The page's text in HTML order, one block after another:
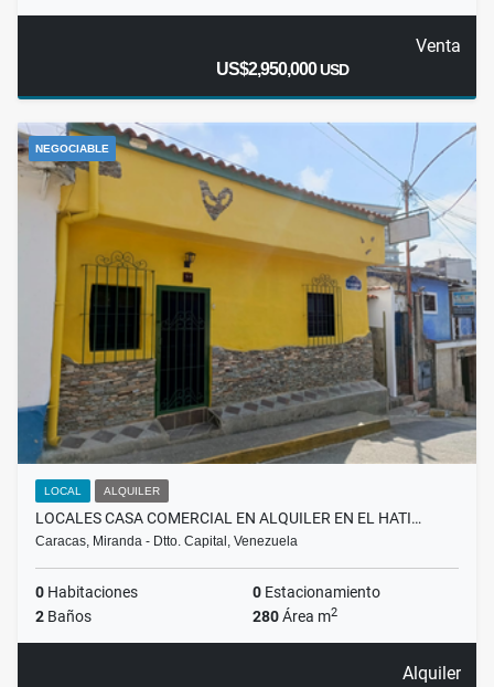
Venta
US$2,950,000USD
NEGOCIABLE
LOCAL ALQUILER
LOCALES CASA COMERCIAL EN ALQUILER EN EL HATI…
Caracas, Miranda - Dtto. Capital, Venezuela
0 Habitaciones 0 Estacionamiento
2 Baños 280Área m2
Alquiler